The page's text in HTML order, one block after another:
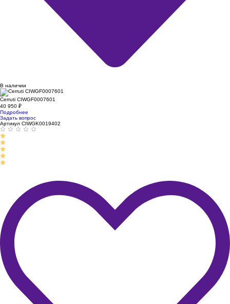
В наличии
Cerruti CIWGF0007601
40 950 ₽
Подробнее
Задать вопрос
Артикул CIWGK0019402